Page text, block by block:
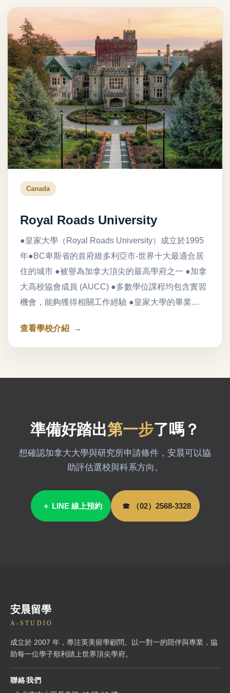
Canada
Royal Roads University
●皇家大學（Royal Roads University）成立於1995
年●BC卑斯省的首府維多利亞市-世界十大最適合居
住的城市 ●被譽為加拿大頂尖的最高學府之一 ●加拿
大高校協會成員 (AUCC) ●多數學位課程均包含實習
機會，能夠獲得相關工作經驗 ●皇家大學的畢業…
查看學校介紹
準備好踏出第一步了嗎？
想確認加拿大大學與研究所申請條件，安晨可以協
助評估選校與科系方向。
＋ LINE 線上預約 ☎ （02）2568-3328
安晨留學
A-STUDIO
成立於 2007 年，專注英美留學顧問。以一對一的陪伴與專業，協
助每一位學子順利踏上世界頂尖學府。
聯絡我們